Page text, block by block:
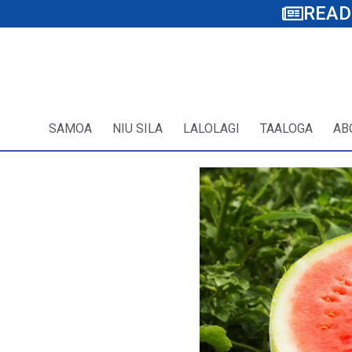
READ
SAMOA NIU SILA LALOLAGI TAALOGA